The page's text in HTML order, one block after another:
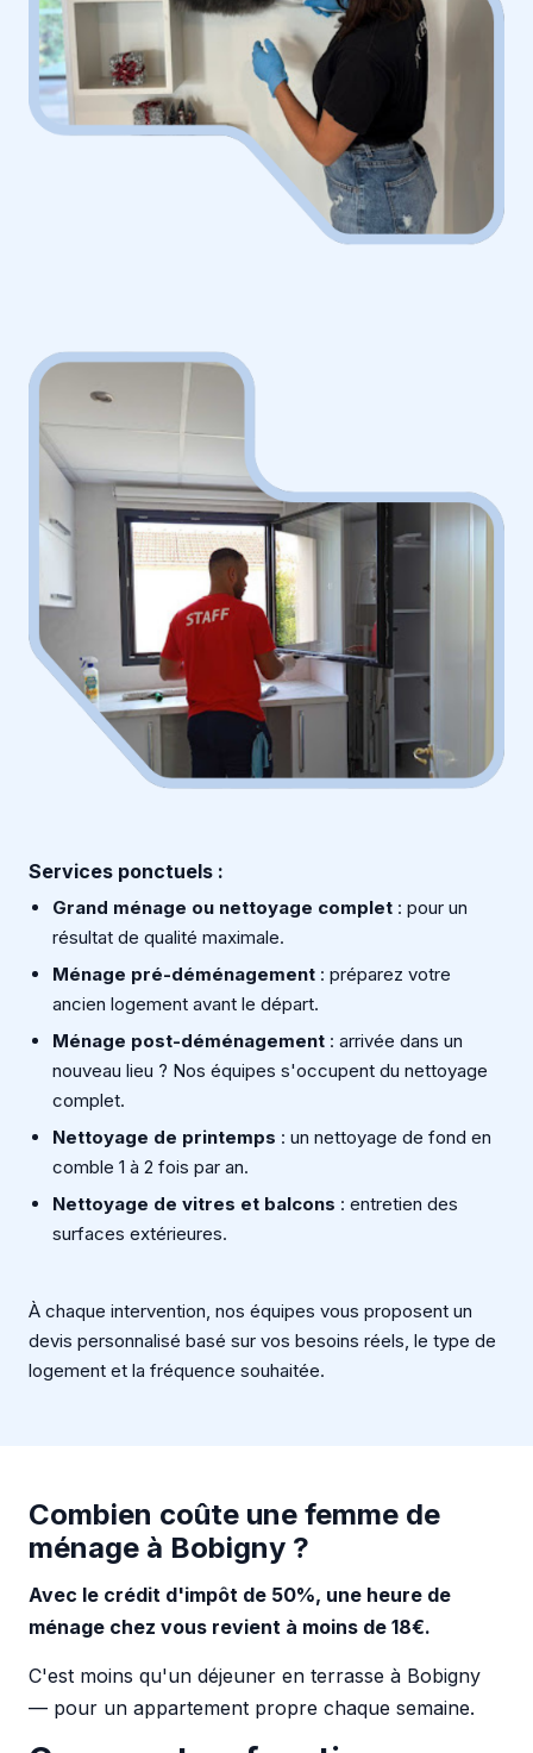
Services ponctuels :
Grand ménage ou nettoyage complet : pour un
résultat de qualité maximale.
Ménage pré-déménagement : préparez votre
ancien logement avant le départ.
Ménage post-déménagement : arrivée dans un
nouveau lieu ? Nos équipes s'occupent du nettoyage
complet.
Nettoyage de printemps : un nettoyage de fond en
comble 1 à 2 fois par an.
Nettoyage de vitres et balcons : entretien des
surfaces extérieures.
À chaque intervention, nos équipes vous proposent un
devis personnalisé basé sur vos besoins réels, le type de
logement et la fréquence souhaitée.
Combien coûte une femme de
ménage à Bobigny ?
Avec le crédit d'impôt de 50%, une heure de
ménage chez vous revient à moins de 18€.
C'est moins qu'un déjeuner en terrasse à Bobigny
— pour un appartement propre chaque semaine.